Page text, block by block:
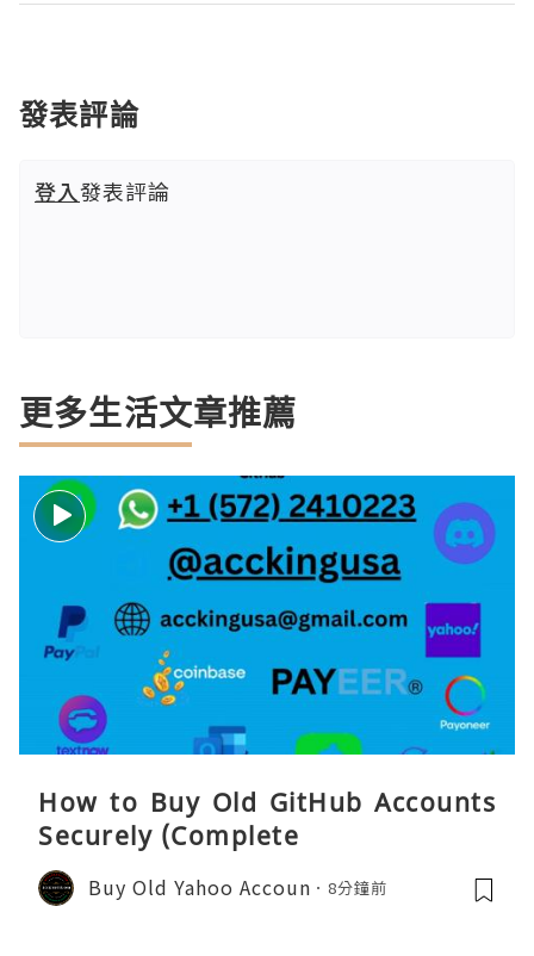
發表評論
登入發表評論
更多生活文章推薦
How to Buy Old GitHub Accounts
Securely (Complete
Buy Old Yahoo Accoun 8分鐘前